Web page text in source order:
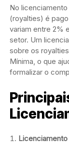
No
(royalties) é
variam entre 2%
setor. Um
sobre os
Mínima, o que
formalizar o